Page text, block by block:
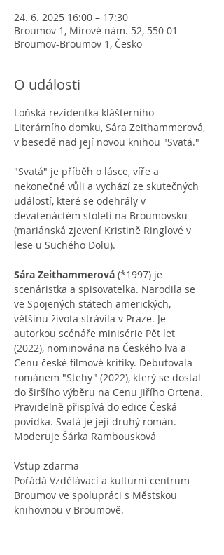
24. 6. 2025 16:00 – 17:30
Broumov 1, Mírové nám. 52, 550 01
Broumov-Broumov 1, Česko
O události
Loňská rezidentka klášterního
Literárního domku, Sára Zeithammerová,
v besedě nad její novou knihou "Svatá."
"Svatá" je příběh o lásce, víře a
nekonečné vůli a vychází ze skutečných
událostí, které se odehrály v
devatenáctém století na Broumovsku
(mariánská zjevení Kristině Ringlové v
lese u Suchého Dolu).
Sára Zeithammerová (*1997) je
scenáristka a spisovatelka. Narodila se
ve Spojených státech amerických,
většinu života strávila v Praze. Je
autorkou scénáře minisérie Pět let
(2022), nominována na Českého lva a
Cenu české filmové kritiky. Debutovala
románem "Stehy" (2022), který se dostal
do širšího výběru na Cenu Jiřího Ortena.
Pravidelně přispívá do edice Česká
povídka. Svatá je její druhý román.
Moderuje Šárka Rambousková
Vstup zdarma
Pořádá Vzdělávací a kulturní centrum
Broumov ve spolupráci s Městskou
knihovnou v Broumově.